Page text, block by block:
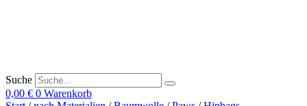
Suche
0,00 € 0 Warenkorb